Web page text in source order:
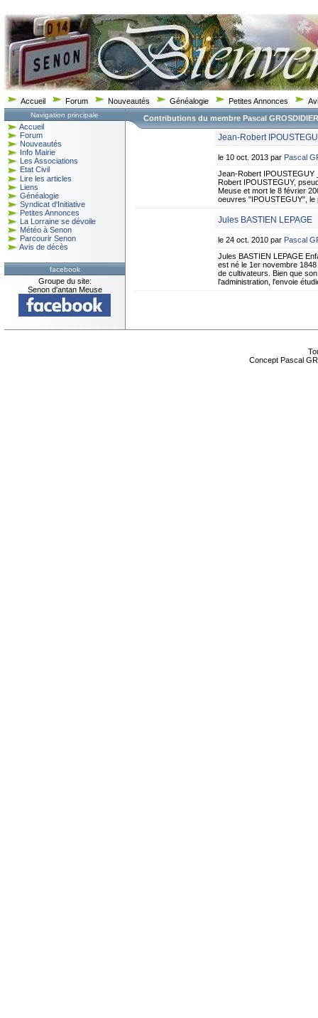
Accueil Forum Nouveautés Généalogie Petites Annonces
Navigation principale
Accueil
Forum
Nouveautés
Info Mairie
Les Associations
Etat Civil
Lire les articles
Liens
Généalogie
Syndicat d'Initiative
Petites Annonces
La Lorraine se dévoile
Météo à Senon
Parcourir Senon
Avis de décès
facebook
Groupe du site:
Senon d'antan Meuse
Contributions du membre Pascal GROSDIDIER
Jean-Robert
le 10 oct. 2013 par Pascal
Jean-Robert IPOUSTEGUY
Robert IPOUSTEGUY,
Meuse et mort le 8 février
oeuvres "IPOUSTEGUY",
Jules BASTIEN LEPAGE
le 24 oct. 2010 par Pascal
Jules BASTIEN LEPAGE
est né le 1er novembre
de cultivateurs. Bien que
l'administration, l'envoie
Concept Pascal